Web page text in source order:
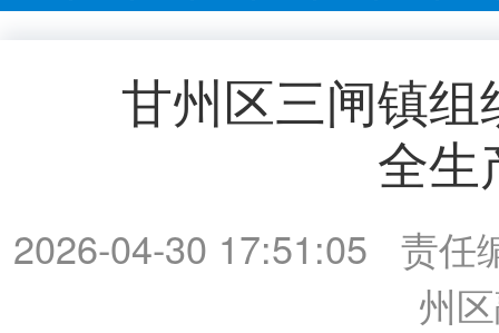
甘州区三闸镇
全生
2026-04-30 17:51:05
责任
州